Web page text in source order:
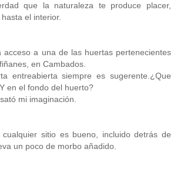
que la naturaleza te produce placer,
el interior.
acceso a una de las huertas pertenecientes
en Cambados.
entreabierta siempre es sugerente.¿Que
en el fondo del huerto?
mi imaginación.
cualquier sitio es bueno, incluido detrás de
un poco de morbo añadido.